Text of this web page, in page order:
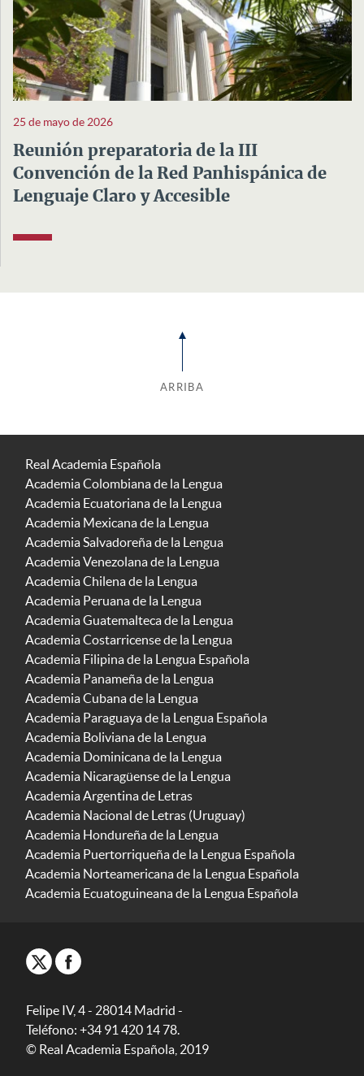
25 de mayo de 2026
Reunión preparatoria de la III
Convención de la Red Panhispánica de
Lenguaje Claro y Accesible
ARRIBA
Real Academia Española
Academia Colombiana de la Lengua
Academia Ecuatoriana de la Lengua
Academia Mexicana de la Lengua
Academia Salvadoreña de la Lengua
Academia Venezolana de la Lengua
Academia Chilena de la Lengua
Academia Peruana de la Lengua
Academia Guatemalteca de la Lengua
Academia Costarricense de la Lengua
Academia Filipina de la Lengua Española
Academia Panameña de la Lengua
Academia Cubana de la Lengua
Academia Paraguaya de la Lengua Española
Academia Boliviana de la Lengua
Academia Dominicana de la Lengua
Academia Nicaragüense de la Lengua
Academia Argentina de Letras
Academia Nacional de Letras (Uruguay)
Academia Hondureña de la Lengua
Academia Puertorriqueña de la Lengua Española
Academia Norteamericana de la Lengua Española
Academia Ecuatoguineana de la Lengua Española
Felipe IV, 4 - 28014 Madrid -
Teléfono: +34 91 420 14 78.
© Real Academia Española, 2019